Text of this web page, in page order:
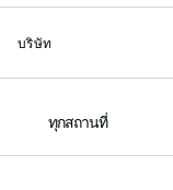
บริษัท
ทุกสถานที่